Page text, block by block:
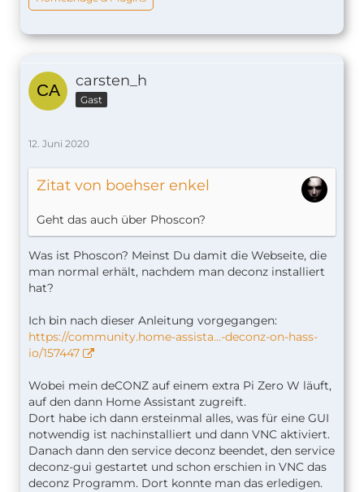
carsten_h
Gast
12. Juni 2020
Zitat von boehser enkel
Geht das auch über Phoscon?
Was ist Phoscon? Meinst Du damit die Webseite, die
man normal erhält, nachdem man deconz installiert
hat?
Ich bin nach dieser Anleitung vorgegangen:
https://community.home-assista…-deconz-on-hass-
io/157447
Wobei mein deCONZ auf einem extra Pi Zero W läuft,
auf den dann Home Assistant zugreift.
Dort habe ich dann ersteinmal alles, was für eine GUI
notwendig ist nachinstalliert und dann VNC aktiviert.
Danach dann den service deconz beendet, den service
deconz-gui gestartet und schon erschien in VNC das
deconz Programm. Dort konnte man das erledigen.